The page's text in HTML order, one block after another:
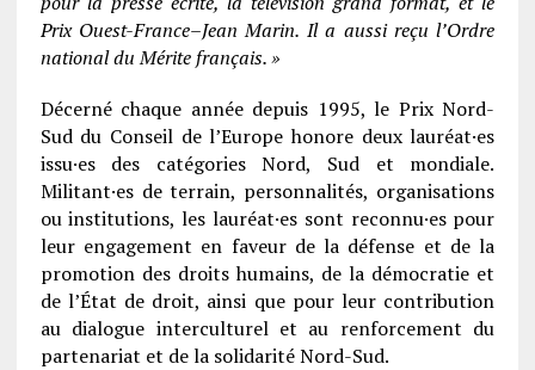
Prix Ouest-France–Jean Marin. Il a aussi reçu l’Ordre
national du Mérite français. »
Décerné chaque année depuis 1995, le Prix Nord-
Sud du Conseil de l’Europe honore deux lauréat·es
issu·es des catégories Nord, Sud et mondiale.
Militant·es de terrain, personnalités, organisations
ou institutions, les lauréat·es sont reconnu·es pour
leur engagement en faveur de la défense et de la
promotion des droits humains, de la démocratie et
de l’État de droit, ainsi que pour leur contribution
au dialogue interculturel et au renforcement du
partenariat et de la solidarité Nord-Sud.